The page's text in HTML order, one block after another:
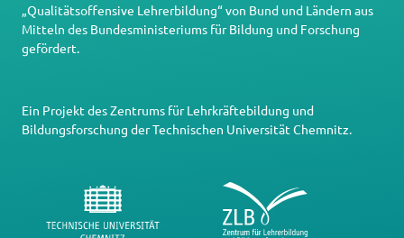
„Qualitätsoffensive Lehrerbildung“ von Bund und Ländern aus
Mitteln des Bundesministeriums für Bildung und Forschung
gefördert.
Ein Projekt desZentrums für Lehrkräftebildung und
Bildungsforschung derTechnischen Universität Chemnitz.